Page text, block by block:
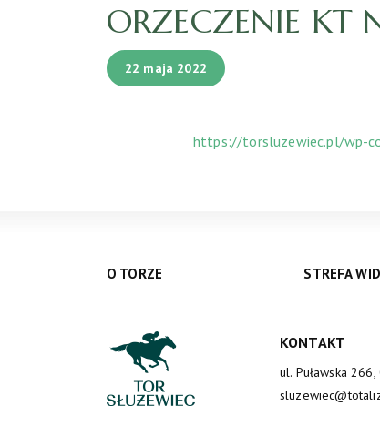
ORZECZENIE KT
22 maja 2022
https://torsluzewiec.pl/wp-
O TORZE STREFA
KONTAKT
ul. Puławska